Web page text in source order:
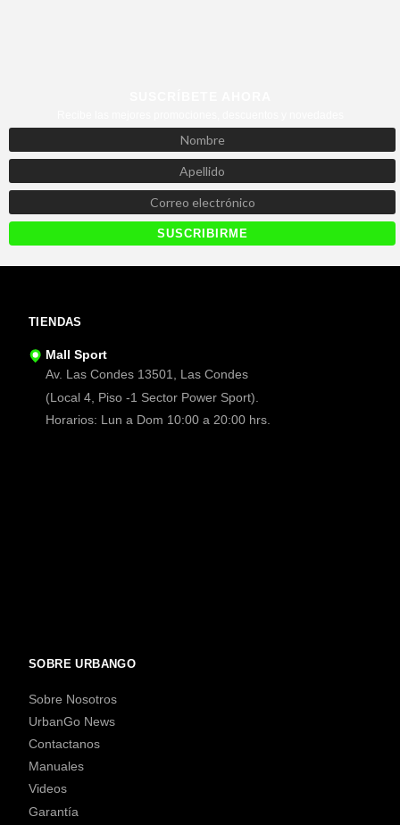
TIENDAS
Mall Sport
Av. Las Condes 13501, Las Condes
(Local 4, Piso -1 Sector Power Sport).
Horarios: Lun a Dom 10:00 a 20:00 hrs.
SOBRE URBANGO
Sobre Nosotros
UrbanGo News
Contactanos
Manuales
Videos
Garantía